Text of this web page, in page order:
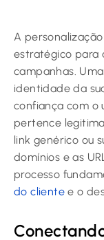
A
estratégico para
campanhas. Uma
identidade da
confiança com o
pertence
link genérico ou
domínios e as
processo
do cliente e o